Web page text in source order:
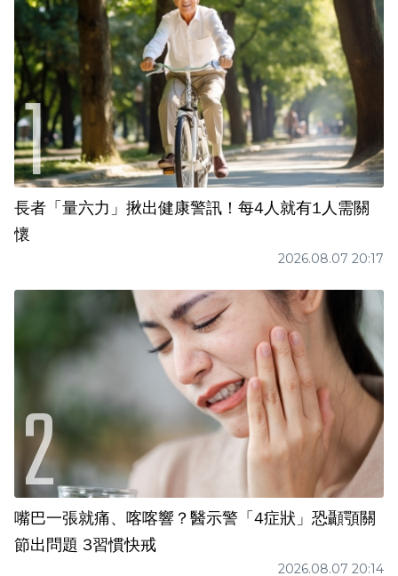
長者「量六力」揪出健康警訊！每4人就有1人需關
懷
2026.08.07 20:17
嘴巴一張就痛、喀喀響？醫示警「4症狀」恐顳顎關
節出問題 3習慣快戒
2026.08.07 20:14